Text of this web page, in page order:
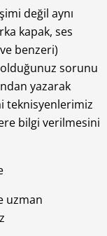
değil aynı
kapak, ses
benzeri)
olduğunuz sorunu
yazarak
teknisyenlerimiz
bilgi verilmesini
uzman